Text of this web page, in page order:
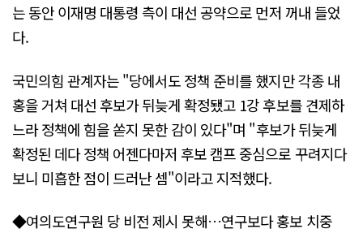
는 동안 이재명 대통령 측이 대선 공약으로 먼저 꺼내 들었
다.
국민의힘 관계자는 "당에서도 정책 준비를 했지만 각종 내
홍을 거쳐 대선 후보가 뒤늦게 확정됐고 1강 후보를 견제하
느라 정책에 힘을 쏟지 못한 감이 있다"며 "후보가 뒤늦게
확정된 데다 정책 어젠다마저 후보 캠프 중심으로 꾸려지다
보니 미흡한 점이 드러난 셈"이라고 지적했다.
◆여의도연구원 당 비전 제시 못해…연구보다 홍보 치중